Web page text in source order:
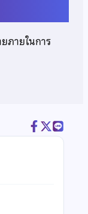
ภายในการ